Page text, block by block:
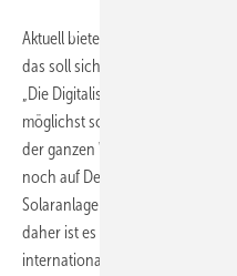
Aktuell bietet Carbonfeed
das soll sich dank der
„Die Digitalisierung ist ein
möglichst schnell
der ganzen Welt“, betont Ibsch.
noch auf Deutschland, aber die
Solaranlagen ins Stromnetz ist
daher ist es nur eine Frage der
international ausrollen.“